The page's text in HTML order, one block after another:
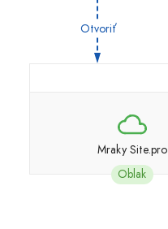
Otvoriť
Mraky Site.pro
Oblak